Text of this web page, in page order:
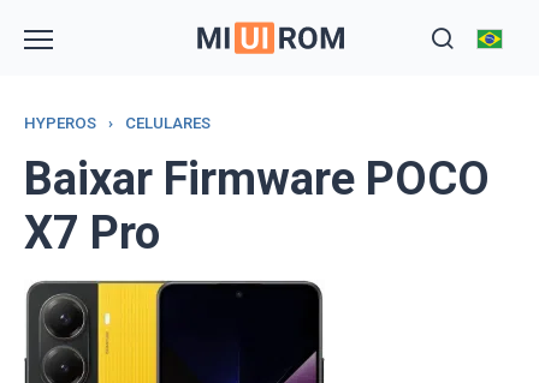
HYPEROS › CELULARES
Baixar Firmware POCO
X7 Pro